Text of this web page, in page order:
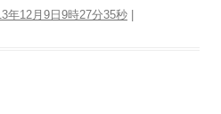
年12月9日9時27分35秒